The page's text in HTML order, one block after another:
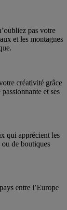
pas votre
et les montagnes
créativité grâce
et ses
qui apprécient les
ou de boutiques
entre l’Europe